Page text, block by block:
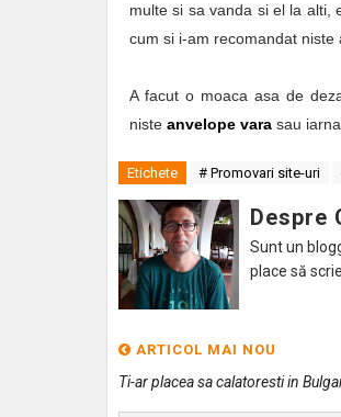
multe si sa vanda si el la alti,
cum si i-am recomandat niste
A facut o moaca asa de
niste anvelope vara sau
Etichete # Promovari site-uri
Despre
Sunt un
place să scrie.
ARTICOL MAI NOU
Ti-ar placea sa calatoresti in